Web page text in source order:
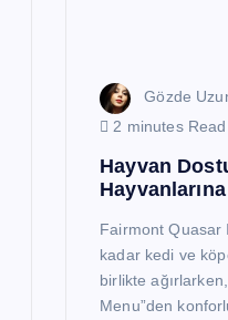
Gözde
2 minutes Read
Hayvan
Fairmont Quasar
kadar kedi ve
birlikte
Menu”den